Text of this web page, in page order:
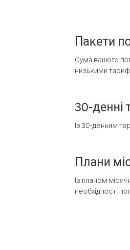
Пакети
Сума вашого
низькими
30-денні
Із 30-денним
Плани
Із планом
необхідності